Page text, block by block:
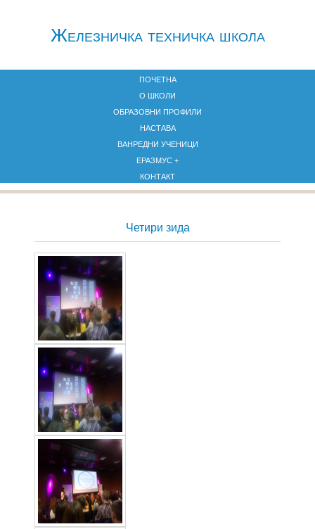
Железничкa техничка школа
ПОЧЕТНА
О ШКОЛИ
ОБРАЗОВНИ ПРОФИЛИ
НАСТАВА
ВАНРЕДНИ УЧЕНИЦИ
ЕРАЗМУС +
КОНТАКТ
Четири зида